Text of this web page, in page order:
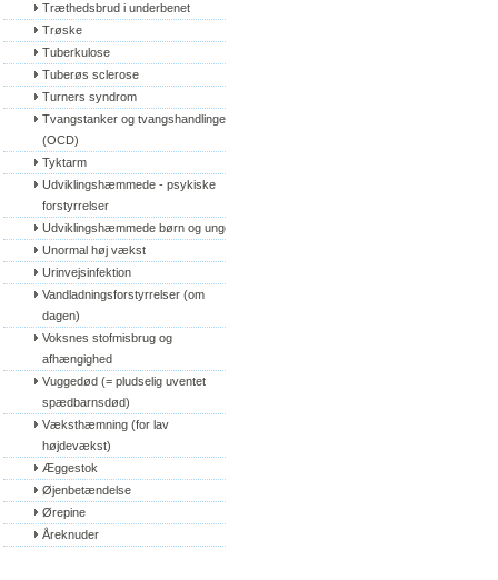
Træthedsbrud i underbenet
Trøske
Tuberkulose
Tuberøs sclerose
Turners syndrom
Tvangstanker og tvangshandlinger
(OCD)
Tyktarm
Udviklingshæmmede - psykiske
forstyrrelser
Udviklingshæmmede børn og unge
Unormal høj vækst
Urinvejsinfektion
Vandladningsforstyrrelser (om
dagen)
Voksnes stofmisbrug og
afhængighed
Vuggedød (= pludselig uventet
spædbarnsdød)
Væksthæmning (for lav
højdevækst)
Æggestok
Øjenbetændelse
Ørepine
Åreknuder